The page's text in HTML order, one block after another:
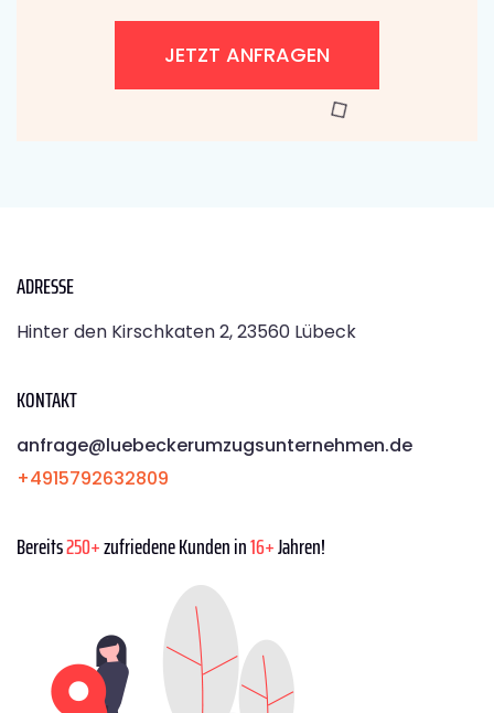
JETZT ANFRAGEN
ADRESSE
Hinter den Kirschkaten 2, 23560 Lübeck
KONTAKT
anfrage@luebeckerumzugsunternehmen.de
+4915792632809
Bereits250+zufriedene Kunden in16+Jahren!